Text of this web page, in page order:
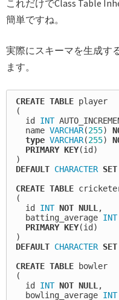
これだけでClass Table
簡単ですね。
実際にスキーマを生成す
ます。
CREATE TABLE player
(
id
INT
name VARCHAR(255)
type VARCHAR(255)
PRIMARY KEY(id )
)
DEFAULT CHARACTER SET
CREATE TABLE
(
id
INT NOT NULL,
batting_average INT
PRIMARY KEY(id )
)
DEFAULT CHARACTER SET
CREATE TABLE
bowler
(
id
INT NOT NULL,
bowling_average INT